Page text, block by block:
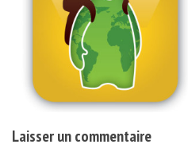
Laisser un commentaire